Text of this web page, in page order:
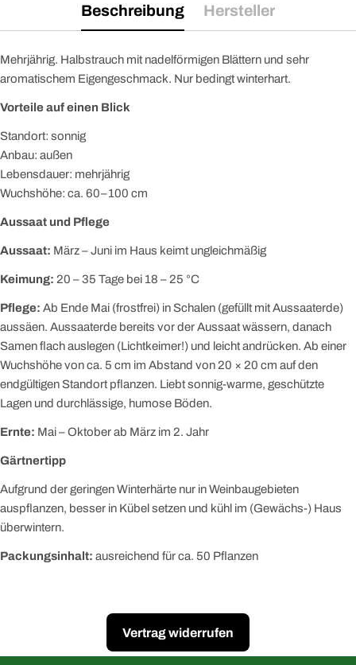
Beschreibung Hersteller
Mehrjährig. Halbstrauch mit nadelförmigen Blättern und sehr
aromatischem Eigengeschmack. Nur bedingt winterhart.
Vorteile auf einen Blick
Standort: sonnig
Anbau: außen
Lebensdauer: mehrjährig
Wuchshöhe: ca. 60–100 cm
Aussaat und Pflege
Aussaat: März – Juni im Haus keimt ungleichmäßig
Keimung: 20 – 35 Tage bei 18 – 25 °C
Pflege: Ab Ende Mai (frostfrei) in Schalen (gefüllt mit Aussaaterde)
aussäen. Aussaaterde bereits vor der Aussaat wässern, danach
Samen flach auslegen (Lichtkeimer!) und leicht andrücken. Ab einer
Wuchshöhe von ca. 5 cm im Abstand von 20 × 20 cm auf den
endgültigen Standort pflanzen. Liebt sonnig-warme, geschützte
Lagen und durchlässige, humose Böden.
Ernte: Mai – Oktober ab März im 2. Jahr
Gärtnertipp
Aufgrund der geringen Winterhärte nur in Weinbaugebieten
auspflanzen, besser in Kübel setzen und kühl im (Gewächs-) Haus
überwintern.
Packungsinhalt: ausreichend für ca. 50 Pflanzen
Vertrag widerrufen